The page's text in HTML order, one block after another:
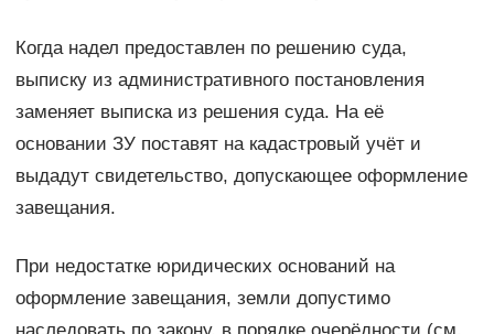
Когда надел предоставлен по решению суда,
выписку из административного постановления
заменяет выписка из решения суда. На её
основании ЗУ поставят на кадастровый учёт и
выдадут свидетельство, допускающее оформление
завещания.
При недостатке юридических оснований на
оформление завещания, земли допустимо